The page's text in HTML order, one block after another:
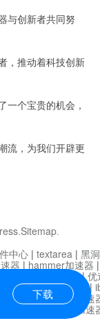
创新者共同努
推动着科技创新
个宝贵的机会，
，为我们开辟更
.Sitemap.
下载
中心 | textarea | 黑
器 | hammer加速器
迷雾通|优
器|anycast加速器 |
| 白石山|
小牛加速
芒果加速